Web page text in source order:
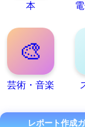
本
🎨
芸術・音楽
レポート作成